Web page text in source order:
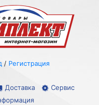
Доставка
Сервис
/ Регистрация